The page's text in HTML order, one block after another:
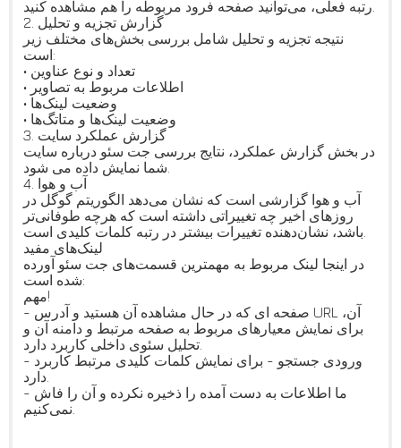
2. گزارش تجزیه و تحلیل
نتیجه تجزیه و تحلیل شامل بررسی بخش‌های مختلف زیر
است:
• تعداد و نوع عناوین
• اطلاعات مربوط به تصاویر
• وضعیت لینک‌ها
• وضعیت لینک‌ها و متاتگ‌ها
3. گزارش عملکرد سایت
در بخش گزارش عملکرد‌، نتایج بررسی جت سئو درباره سایت
4. آب و هوا
آب و هوا گزارشی است که نشان می‌دهد الگوریتم گوگل در
روزهای اخیر چه تغییراتی داشته است که هرچه طوفانی‌تر
لینک‌های مفید
در اینجا لینک مربوط به مهمترین قسمت‌های جت سئو آورده
شده است:
مهم!
- صفحه ای که در حال مشاهده آن هستید و آدرس URL‌ آن،
برای نمایش معیارهای مربوط به صفحه مرتبط و دامنه آن و
- ورودی جستجو - برای نمایش کلمات کلیدی مرتبط کاربرد
- ما اطلاعات به دست آمده را ذخیره نکرده و آن را فاش